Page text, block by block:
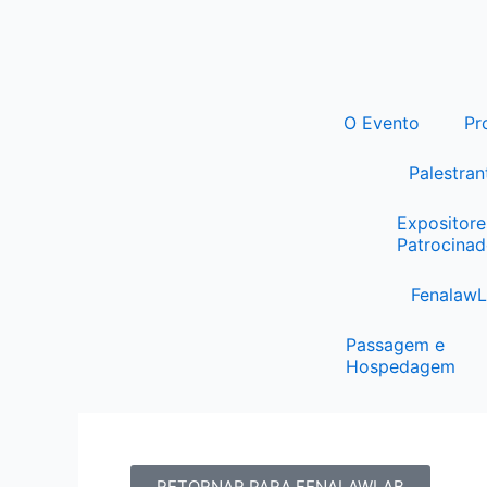
O Evento
Passagem e
Hospedagem